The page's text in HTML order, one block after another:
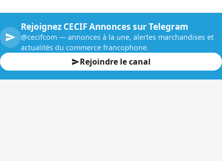
Rejoignez CECIF Annonces sur Telegram
@cecifcom — annonces à la une, alertes marchandises et
actualités du commerce francophone.
Rejoindre le canal